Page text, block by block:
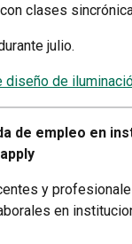
clases
julio.
diseño de
de empleo en
y
en